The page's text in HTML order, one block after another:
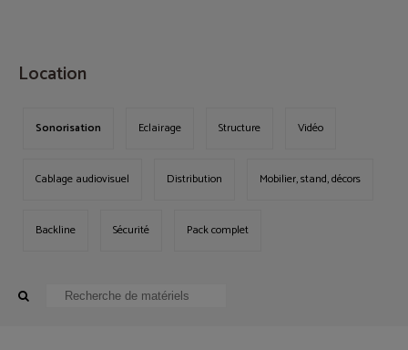
Location
Sonorisation Eclairage Structure Vidéo
Cablage audiovisuel Distribution Mobilier, stand, décors
Backline Sécurité Pack complet